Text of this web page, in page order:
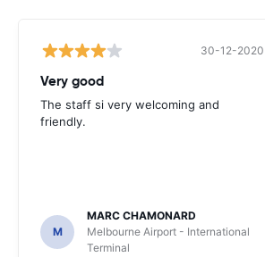
30-12-2020
Very good
The staff si very welcoming and
friendly.
M
MARC CHAMONARD
Melbourne Airport - International
Terminal